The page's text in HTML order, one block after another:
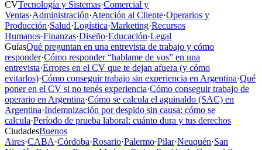
CVTecnología y Sistemas·Comercial y
Ventas·Administración·Atención al Cliente·Operarios y
Producción·Salud·Logística·Marketing·Recursos
Humanos·Finanzas·Diseño·Educación·Legal
GuíasQué preguntan en una entrevista de trabajo y cómo
responder·Cómo responder “hablame de vos” en una
entrevista·Errores en el CV que te dejan afuera (y cómo
evitarlos)·Cómo conseguir trabajo sin experiencia en Argentina·Qué
poner en el CV si no tenés experiencia·Cómo conseguir trabajo de
operario en Argentina·Cómo se calcula el aguinaldo (SAC) en
Argentina·Indemnización por despido sin causa: cómo se
calcula·Período de prueba laboral: cuánto dura y tus derechos
CiudadesBuenos
Aires·CABA·Córdoba·Rosario·Palermo·Pilar·Neuquén·San